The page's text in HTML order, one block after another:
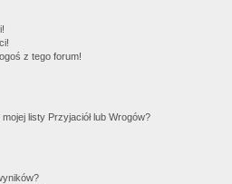
z tego forum!
listy Przyjaciół lub Wrogów?